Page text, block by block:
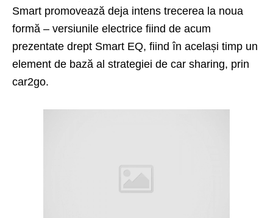
Smart promovează deja intens trecerea la noua
formă – versiunile electrice fiind de acum
prezentate drept Smart EQ, fiind în același timp un
element de bază al strategiei de car sharing, prin
car2go.